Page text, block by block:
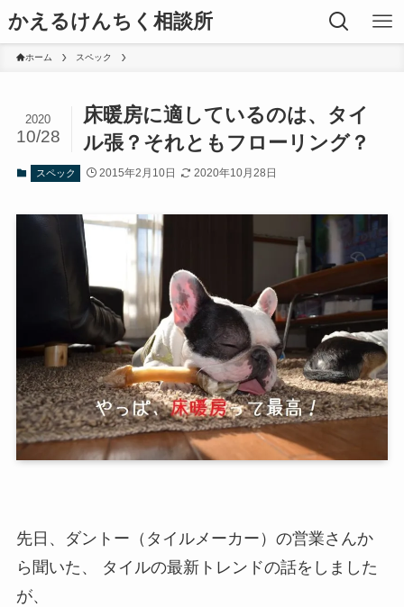
かえるけんちく相談所
ホーム スペック
床暖房に適しているのは、タイ
ル張？それともフローリング？
2020
10/28
スペック 2015年2月10日 2020年10月28日
先日、ダントー（タイルメーカー）の営業さんか
ら聞いた、 タイルの最新トレンドの話をしました
が、